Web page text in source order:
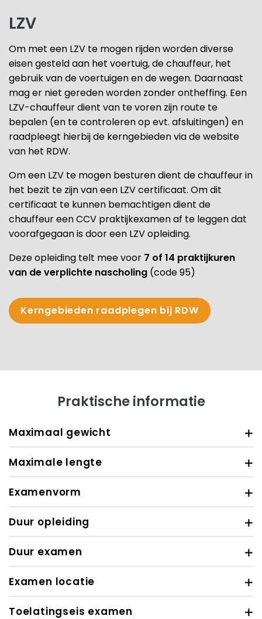
LZV
Om met een LZV te mogen rijden worden diverse
eisen gesteld aan het voertuig, de chauffeur, het
gebruik van de voertuigen en de wegen. Daarnaast
mag er niet gereden worden zonder ontheffing. Een
LZV-chauffeur dient van te voren zijn route te
bepalen (en te controleren op evt. afsluitingen) en
raadpleegt hierbij de kerngebieden via de website
van het RDW.
Om een LZV te mogen besturen dient de chauffeur in
het bezit te zijn van een LZV certificaat. Om dit
certificaat te kunnen bemachtigen dient de
chauffeur een CCV praktijkexamen af te leggen dat
voorafgegaan is door een LZV opleiding.
Deze opleiding telt mee voor 7 of 14 praktijkuren
van de verplichte nascholing (code 95)
Kerngebieden raadplegen bij RDW
Praktische informatie
Maximaal gewicht
Maximale lengte
Examenvorm
Duur opleiding
Duur examen
Examen locatie
Toelatingseis examen